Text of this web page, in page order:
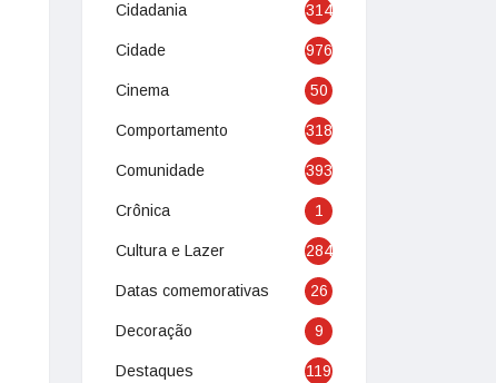
Cidadania 314
Cidade 976
Cinema 50
Comportamento 318
Comunidade 393
Crônica 1
Cultura e Lazer 284
Datas comemorativas 26
Decoração 9
Destaques 119